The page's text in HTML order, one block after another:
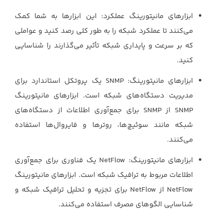
ابزارهای مانیتورینگ عملکرد: این ابزارها به شما کمک
می‌کنند تا عملکرد شبکه را به ‏طور کلی رصد کنید و عواملی
که بر سرعت و پایداری شبکه تأثیر می‌گذارند را شناسایی
‏کنید.‏
ابزارهای مانیتورینگ‏SNMP :‎‏ یک پروتکل استاندارد برای
مدیریت دستگاه‌های شبکه ‏است. ابزارهای مانیتورینگ
‏SNMP‏ از ‏SNMP‏ برای جمع‌آوری اطلاعات از دستگاه‌های
‏شبکه مانند سوئیچ‌ها، روترها و فایروال‌ها استفاده
می‌کنند.‏
ابزارهای مانیتورینگ‏NetFlow :‎‏ یک فناوری برای جمع‌آوری
اطلاعات مربوط به ‏ترافیک شبکه است. ابزارهای مانیتورینگ
‏NetFlow‏ از ‏NetFlow‏ برای تجزیه و تحلیل ‏ترافیک شبکه و
شناسایی الگوهای مصرف استفاده می‌کنند.‏